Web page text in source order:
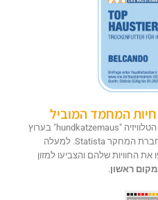
זכינו בתואר "המותג המוביל"! מגזין הטלוויזיה "hundkatzemaus" בערוץ
VOX השיק סקר ענק בשיתוף חברת המחקר Statista. למעלה
את החוויות שלהם והצביעו למזון
ראשון.